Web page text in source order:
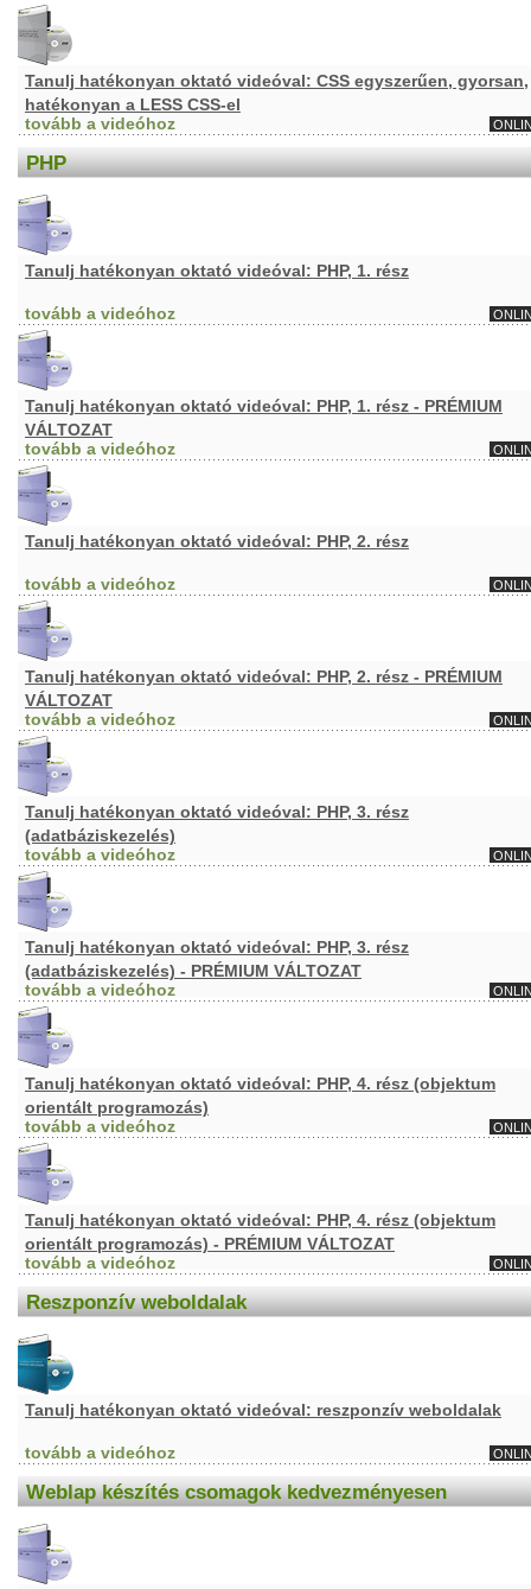
Tanulj hatékonyan oktató videóval: CSS egyszerűen, gyorsan,
hatékonyan a LESS CSS-el
tovább a videóhoz
PHP
Tanulj hatékonyan oktató videóval: PHP, 1. rész
tovább a videóhoz
Tanulj hatékonyan oktató videóval: PHP, 1. rész - PRÉMIUM
VÁLTOZAT
tovább a videóhoz
Tanulj hatékonyan oktató videóval: PHP, 2. rész
tovább a videóhoz
Tanulj hatékonyan oktató videóval: PHP, 2. rész - PRÉMIUM
VÁLTOZAT
tovább a videóhoz
Tanulj hatékonyan oktató videóval: PHP, 3. rész
(adatbáziskezelés)
tovább a videóhoz
Tanulj hatékonyan oktató videóval: PHP, 3. rész
(adatbáziskezelés) - PRÉMIUM VÁLTOZAT
tovább a videóhoz
Tanulj hatékonyan oktató videóval: PHP, 4. rész (objektum
orientált programozás)
tovább a videóhoz
Tanulj hatékonyan oktató videóval: PHP, 4. rész (objektum
orientált programozás) - PRÉMIUM VÁLTOZAT
tovább a videóhoz
Reszponzív weboldalak
Tanulj hatékonyan oktató videóval: reszponzív weboldalak
tovább a videóhoz
Weblap készítés csomagok kedvezményesen